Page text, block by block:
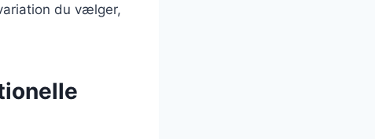
du vælger,